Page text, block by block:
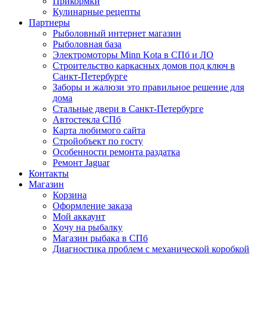
Кулинарные рецепты
Партнеры
Рыболовный интернет магазин
Рыболовная база
Электромоторы Minn Kota в СПб и ЛО
Строительство каркасных домов под ключ в
Санкт-Петербурге
Заборы и жалюзи это правильное решение для
дома
Стальные двери в Санкт-Петербурге
Автостекла СПб
Карта любимого сайта
Стройобъект по госту
Особенности ремонта раздатка
Ремонт Jaguar
Контакты
Магазин
Корзина
Оформление заказа
Мой аккаунт
Хочу на рыбалку
Магазин рыбака в СПб
Диагностика проблем с механической коробкой